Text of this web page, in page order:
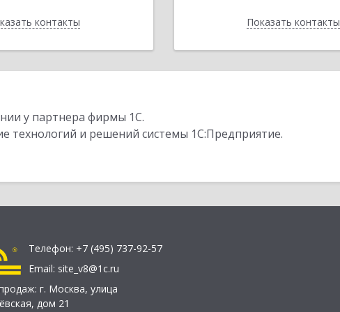
контакты
Назад Показать контакты
Назад
у партнера фирмы 1С.
технологий и решений системы 1С:Предприятие.
Телефон: +7 (495) 737-92-57
Email: site_v8@1c.ru
г. Москва, улица
дом 21